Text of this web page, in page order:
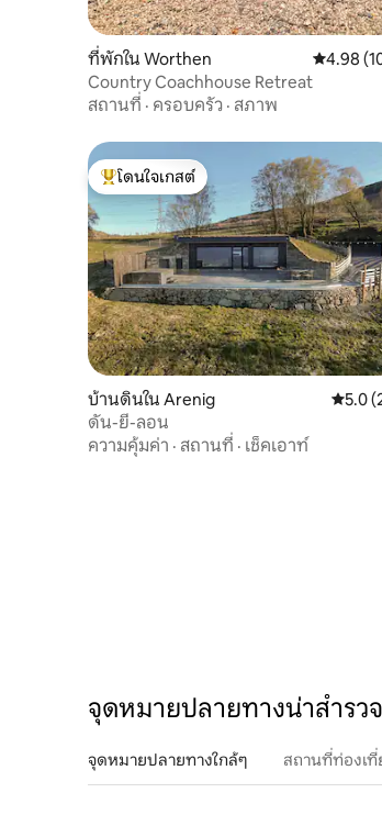
ที่พักใน Worthen คะแนนเฉ
4.98
Country Coachhouse Retreat
สถานที่ · ครอบครัว · สภาพ
โดนใจเกสต์ที่สุด
โดนใจเกสต์
บ้านดินใน Arenig คะแนน
5.0
ดัน-ยี-ลอน
ความคุ้มค่า · สถานที่ · เช็คเอาท์
จุดหมายปลายทางน่าสำรวจ
จุดหมายปลายทางใกล้ๆ สถานที่ท่องเ